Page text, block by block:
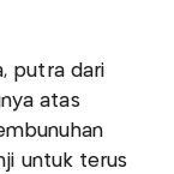
putra dari
atas
untuk terus